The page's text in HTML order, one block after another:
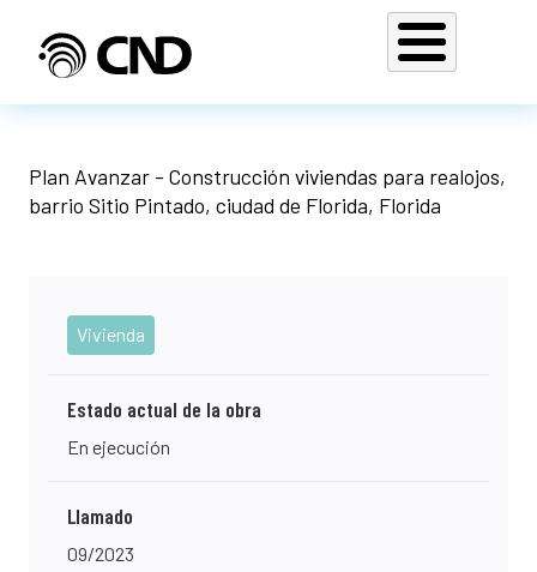
Plan Avanzar - Construcción viviendas para realojos,
barrio Sitio Pintado, ciudad de Florida, Florida
Vivienda
Estado actual de la obra
En ejecución
Llamado
09/2023